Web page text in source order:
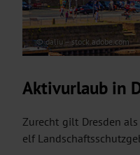
© daliu – stock.adobe.com
Aktivurlaub in
Zurecht gilt Dresden als
elf